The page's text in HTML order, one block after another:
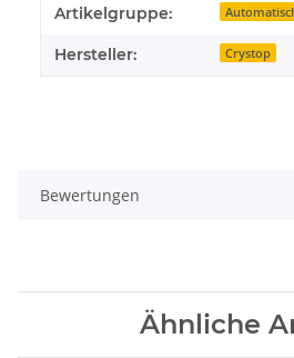
Produkteigenschaft
Wert
Artikelgruppe:
Hersteller: Crystop
Bewertungen
Ähnliche